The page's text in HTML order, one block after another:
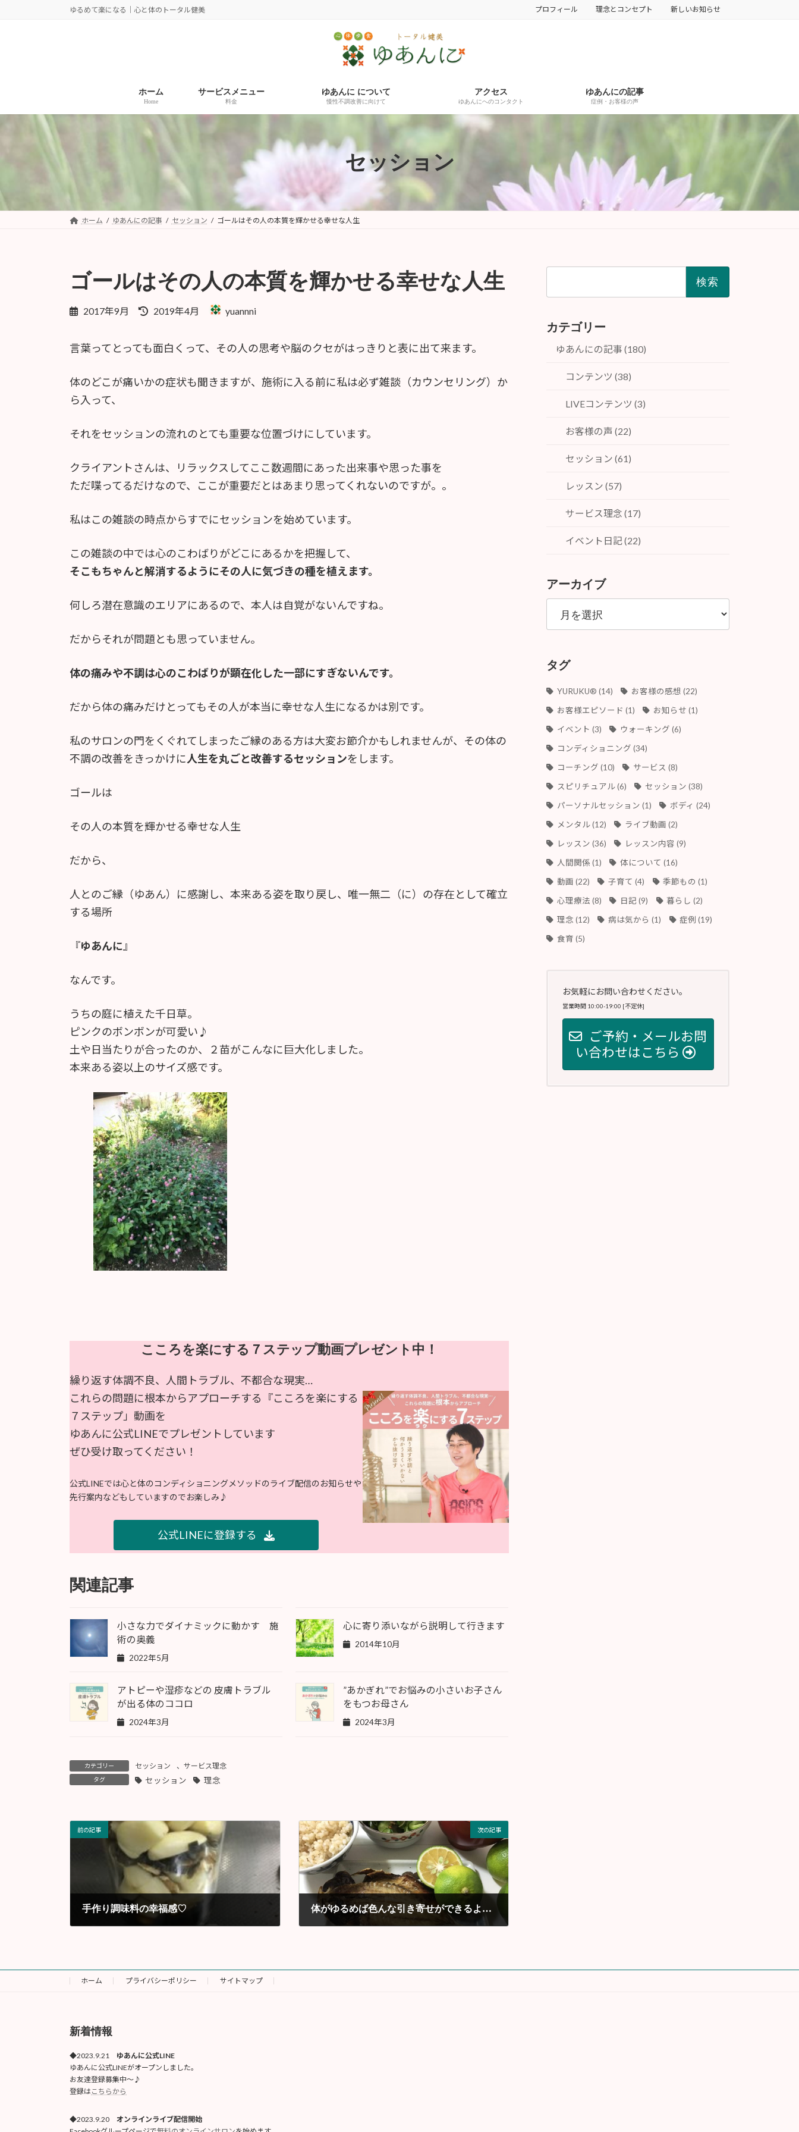
キ
に
ゆるめて楽になる｜心と体のトータル健美 プロフィール 理念とコンセプト 新しいお知らせ
ホーム
Home
サービスメニュー
料金
ゆあんに について
慢性不調改善に向けて
アクセス
ゆあんにへのコンタクト
ゆあんにの記事
症例・お客様の声
セッション
ホーム ゆあんにの記事 セッション ゴールはその人の本質を輝かせる幸せな人生
ゴールはその人の本質を輝かせる幸せな人生
2017年9月
最
新
時
2019年4月 yuannni
言葉ってとっても面白くって、その人の思考や脳のクセがはっきりと表に出て来ます。
体のどこが痛いかの症状も聞きますが、施術に入る前に私は必ず雑談（カウンセリング）か
ら入って、
それをセッションの流れのとても重要な位置づけにしています。
クライアントさんは、リラックスしてここ数週間にあった出来事や思った事を
ただ喋ってるだけなので、ここが重要だとはあまり思ってくれないのですが。。
私はこの雑談の時点からすでにセッションを始めています。
この雑談の中では心のこわばりがどこにあるかを把握して、
そこもちゃんと解消するようにその人に気づきの種を植えます。
何しろ潜在意識のエリアにあるので、本人は自覚がないんですね。
だからそれが問題とも思っていません。
体の痛みや不調は心のこわばりが顕在化した一部にすぎないんです。
だから体の痛みだけとってもその人が本当に幸せな人生になるかは別です。
私のサロンの門をくぐれてしまったご縁のある方は大変お節介かもしれませんが、その体の
不調の改善をきっかけに人生を丸ごと改善するセッションをします。
ゴールは
その人の本質を輝かせる幸せな人生
だから、
人とのご縁（ゆあん）に感謝し、本来ある姿を取り戻し、唯一無二（に）の存在として確立
する場所
『ゆあんに 』
なんです。
うちの庭に植えた千日草。
ピンクのボンボンが可愛い♪
土や日当たりが合ったのか、２苗がこんなに巨大化しました。
本来ある姿以上のサイズ感です。
こころを楽にする７ステップ動画プレゼント中！
繰り返す体調不良、人間トラブル、不都合な現実…
これらの問題に根本からアプローチする『こころを楽にする
７ステップ」動画を
ゆあんに公式LINEでプレゼントしています
ぜひ受け取ってください！
公式LINEでは心と体のコンディショニングメソッドのライブ配信のお知らせや
先行案内などもしていますのでお楽しみ♪
公式LINEに登録する
関連記事
小さな力でダイナミックに動かす 施
術の奥義
2022年5月
心に寄り添いながら説明して行きます
2014年10月
アトピーや湿疹などの 皮膚トラブル
が出る体のココロ
2024年3月
”あかぎれ”でお悩みの小さいお子さん
をもつお母さん
2024年3月
カテゴリー セッション 、 サービス理念
タグ セッション 理念
前の記事
手作り調味料の幸福感♡
次の記事
体がゆるめば色んな引き寄せができるようになる
カテゴリー
ゆあんにの記事 (180)
コンテンツ (38)
LIVEコンテンツ (3)
お客様の声 (22)
セッション (61)
レッスン (57)
サービス理念 (17)
イベント日記 (22)
アーカイブ
ア
カ
ブ
タグ
YURUKU®︎ (14) お客様の感想 (22)
お客様エピソード (1) お知らせ (1)
イベント (3) ウォーキング (6)
コンディショニング (34)
コーチング (10) サービス (8)
スピリチュアル(6) セッション (38)
パーソナルセッション (1) ボディ (24)
メンタル(12) ライブ動画 (2)
レッスン (36) レッスン内容 (9)
人間関係 (1) 体について (16)
動画 (22) 子育て (4) 季節もの (1)
心理療法 (8) 日記(9) 暮らし (2)
理念 (12) 病は気から (1) 症例 (19)
食育 (5)
お気軽にお問い合わせください。
営業時間 10:00-19:00 [不定休]
ご予約・メールお問
い合わせはこちら
ホーム プライバシーポリシー サイトマップ
新着情報
◆2023.9.21 ゆあんに公式LINE
ゆあんに公式LINEがオープンしました。
お友達登録募集中〜♪
登録はこちらから
◆2023.9.20 オンラインライブ配信開始